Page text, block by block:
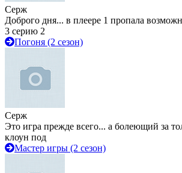
Серж
Доброго дня... в плеере 1 пропала
3 серию 2
Погоня (2 сезон)
Серж
Это игра прежде всего... а болеющий за
клоун под
Мастер игры (2 сезон)